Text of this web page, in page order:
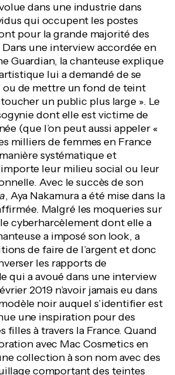
dans une industrie dans
qui occupent les postes
pour la grande majorité des
une interview accordée en
Guardian, la chanteuse explique
lui a demandé de se
ou de mettre un fond de teint
un public plus large ». Le
dont elle est victime de
(que l’on peut aussi appeler «
milliers de femmes en France
systématique et
leur milieu social ou leur
Avec le succès de son
, Aya Nakamura a été mise dans la
Malgré les moqueries sur
cyberharcèlement dont elle a
a imposé son look, a
de faire de l’argent et donc
les rapports de
qui a avoué dans une interview
2019 n’avoir jamais eu dans
noir auquel s’identifier est
une inspiration pour des
filles à travers la France. Quand
avec Mac Cosmetics en
collection à son nom avec des
comportant des teintes